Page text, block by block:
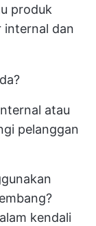
produk
internal dan
atau
pelanggan
kendali